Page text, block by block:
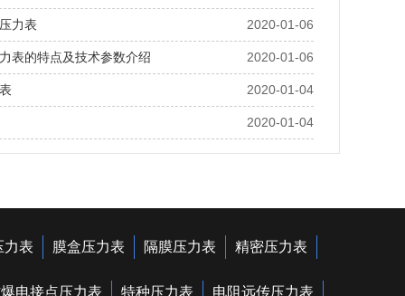
2020-01-06
力表
2020-01-06
表的特点及技术参数介绍
2020-01-04
2020-01-04
力表 膜盒压力表 隔膜压力表 精密压力表
电接点压力表 特种压力表 电阻远传压力表